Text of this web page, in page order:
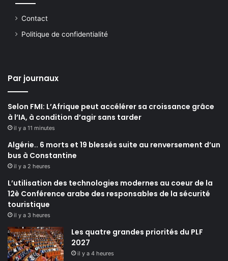
Contact
Politique de confidentialité
Par journaux
Selon FMI: L’Afrique peut accélérer sa croissance grâce
à l’IA, à condition d’agir sans tarder
il y a 11 minutes
Algérie.. 6 morts et 19 blessés suite au renversement d’un
bus à Constantine
il y a 2 heures
L’utilisation des technologies modernes au coeur de la
12è Conférence arabe des responsables de la sécurité
touristique
il y a 3 heures
Les quatre grandes priorités du PLF
2027
il y a 4 heures